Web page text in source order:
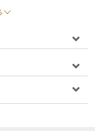
置，動動手就能創
掀起熱潮，帶來無